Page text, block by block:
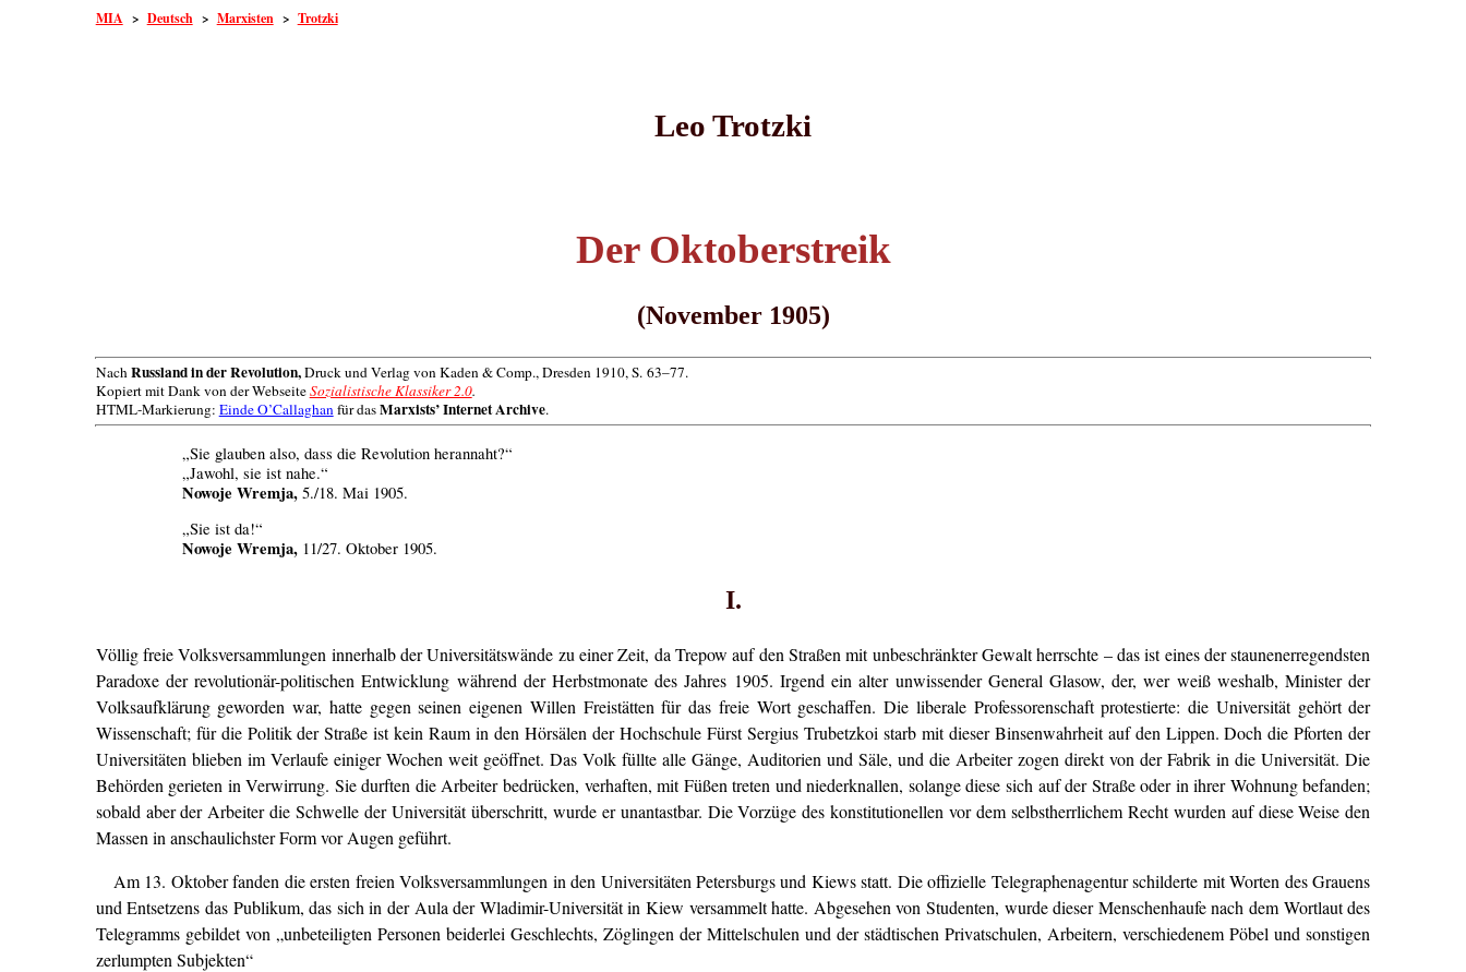
MIA > Deutsch> Marxisten> Trotzki
Leo Trotzki
Der Oktoberstreik
(November 1905)
NachRussland in der Revolution,Druck und Verlag von Kaden & Comp., Dresden 1910, S. 63–77.
Kopiert mit Dank von der WebseiteSozialistische Klassiker 2.0.
HTML-Markierung: Einde O’Callaghanfür dasMarxists’ Internet Archive.
„Sie glauben also, dass die Revolution herannaht?“
„Jawohl, sie ist nahe.“
Nowoje Wremja, 5./18. Mai 1905.
„Sie ist da!“
Nowoje Wremja, 11/27. Oktober 1905.
I.
Völlig freie Volksversammlungen innerhalb der Universitätswände zu einer Zeit, da Trepow auf den Straßen mit unbeschränkter Gewalt herrschte – das ist eines der staunenerregendsten
Paradoxe der revolutionär-politischen Entwicklung während der Herbstmonate des Jahres 1905. Irgend ein alter unwissender General Glasow, der, wer weiß weshalb, Minister der
Volksaufklärung geworden war, hatte gegen seinen eigenen Willen Freistätten für das freie Wort geschaffen. Die liberale Professorenschaft protestierte: die Universität gehört der
Wissenschaft; für die Politik der Straße ist kein Raum in den Hörsälen der Hochschule Fürst Sergius Trubetzkoi starb mit dieser Binsenwahrheit auf den Lippen. Doch die Pforten der
Universitäten blieben im Verlaufe einiger Wochen weit geöffnet. Das Volk füllte alle Gänge, Auditorien und Säle, und die Arbeiter zogen direkt von der Fabrik in die Universität. Die
Behörden gerieten in Verwirrung. Sie durften die Arbeiter bedrücken, verhaften, mit Füßen treten und niederknallen, solange diese sich auf der Straße oder in ihrer Wohnung befanden;
sobald aber der Arbeiter die Schwelle der Universität überschritt, wurde er unantastbar. Die Vorzüge des konstitutionellen vor dem selbstherrlichem Recht wurden auf diese Weise den
Massen in anschaulichster Form vor Augen geführt.
Am 13. Oktober fanden die ersten freien Volksversammlungen in den Universitäten Petersburgs und Kiews statt. Die offizielle Telegraphenagentur schilderte mit Worten des Grauens
und Entsetzens das Publikum, das sich in der Aula der Wladimir-Universität in Kiew versammelt hatte. Abgesehen von Studenten, wurde dieser Menschenhaufe nach dem Wortlaut des
Telegramms gebildet von „unbeteiligten Personen beiderlei Geschlechts, Zöglingen der Mittelschulen und der städtischen Privatschulen, Arbeitern, verschiedenem Pöbel und sonstigen
zerlumpten Subjekten“